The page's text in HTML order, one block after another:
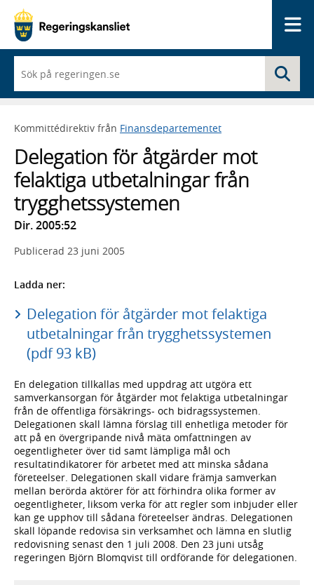
du
börjar
skriva
framträder
lista
med
sökförslag
Kommittédirektiv från Finansdepartementet
Delegation för åtgärder mot
felaktiga utbetalningar från
trygghetssystemen
Dir. 2005:52
Publicerad 23 juni 2005
Ladda ner:
Delegation för åtgärder mot felaktiga
utbetalningar från trygghetssystemen
(pdf 93 kB)
En delegation tillkallas med uppdrag att utgöra ett
samverkansorgan för åtgärder mot felaktiga utbetalningar
från de offentliga försäkrings- och bidragssystemen.
Delegationen skall lämna förslag till enhetliga metoder för
att på en övergripande nivå mäta omfattningen av
oegentligheter över tid samt lämpliga mål och
resultatindikatorer för arbetet med att minska sådana
företeelser. Delegationen skall vidare främja samverkan
mellan berörda aktörer för att förhindra olika former av
oegentligheter, liksom verka för att regler som inbjuder eller
kan ge upphov till sådana företeelser ändras. Delegationen
skall löpande redovisa sin verksamhet och lämna en slutlig
redovisning senast den 1 juli 2008. Den 23 juni utsåg
regeringen Björn Blomqvist till ordförande för delegationen.